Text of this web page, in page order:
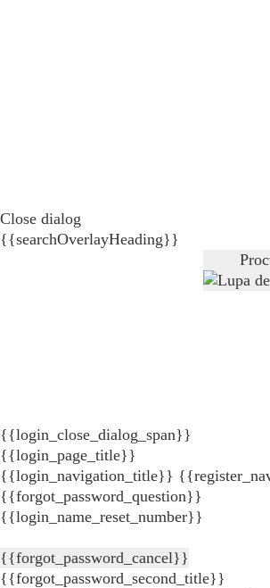
Close dialog
{{searchOverlayHeading}}
{{login_close_dialog_span}}
{{login_page_title}}
{{login_navigation_title}}
{{forgot_password_question}}
{{login_name_reset_number}}
{{forgot_password_cancel}}
{{forgot_password_second_title}}